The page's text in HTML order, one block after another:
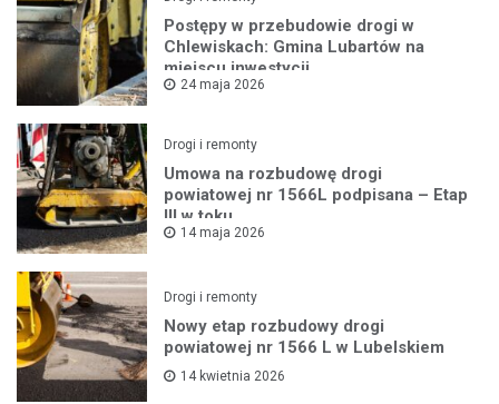
Postępy w przebudowie drogi w
Chlewiskach: Gmina Lubartów na
miejscu inwestycji
24 maja 2026
Drogi i remonty
Umowa na rozbudowę drogi
powiatowej nr 1566L podpisana – Etap
III w toku
14 maja 2026
Drogi i remonty
Nowy etap rozbudowy drogi
powiatowej nr 1566 L w Lubelskiem
14 kwietnia 2026